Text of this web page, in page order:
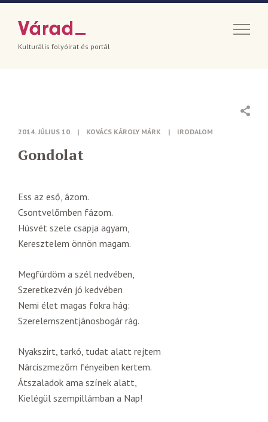
Kulturális folyóirat és portál
2014. JÚLIUS 10 | KOVÁCS KÁROLY MÁRK | IRODALOM
Gondolat
Ess az eső, ázom.
Csontvelőmben fázom.
Húsvét szele csapja agyam,
Keresztelem önnön magam.
Megfürdöm a szél nedvében,
Szeretkezvén jó kedvében
Nemi élet magas fokra hág:
Szerelemszentjánosbogár rág.
Nyakszirt, tarkó, tudat alatt rejtem
Nárciszmezőm fényeiben kertem.
Átszaladok ama színek alatt,
Kielégül szempillámban a Nap!